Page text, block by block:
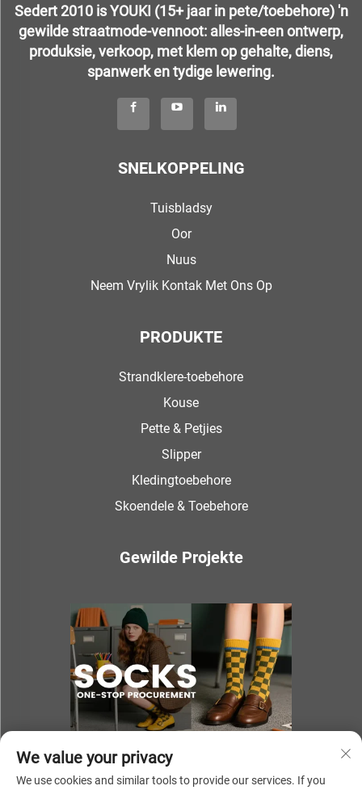
Sedert 2010 is YOUKI (15+ jaar in pete/toebehore) 'n
gewilde straatmode-vennoot: alles-in-een ontwerp,
produksie, verkoop, met klem op gehalte, diens,
spanwerk en tydige lewering.
SNELKOPPELING
Tuisbladsy
Oor
Nuus
Neem Vrylik Kontak Met Ons Op
PRODUKTE
Strandklere-toebehore
Kouse
Pette & Petjies
Slipper
Kledingtoebehore
Skoendele & Toebehore
Gewilde Projekte
We value your privacy
We use cookies and similar tools to provide our services. If you